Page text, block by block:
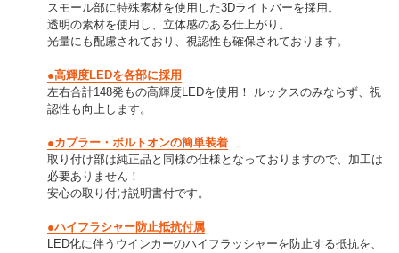
スモール部に特殊素材を使用した3Dライトバーを採用。
透明の素材を使用し、立体感のある仕上がり。
光量にも配慮されており、視認性も確保されております。
●高輝度LEDを各部に採用
左右合計148発もの高輝度LEDを使用！ ルックスのみならず、視
認性も向上します。
●カプラー・ボルトオンの簡単装着
取り付け部は純正品と同様の仕様となっておりますので、加工は
必要ありません！
安心の取り付け説明書付です。
●ハイフラシャー防止抵抗付属
LED化に伴うウインカーのハイフラッシャーを防止する抵抗を、